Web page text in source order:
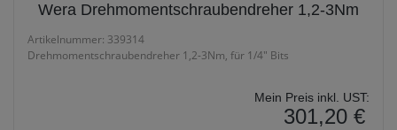
Wera Drehmomentschraubendreher 1,2-3Nm
Artikelnummer: 339314
Drehmomentschraubendreher 1,2-3Nm, für 1/4" Bits
Mein Preis inkl. UST:
301,20 €